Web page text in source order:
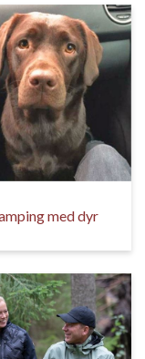
med dyr